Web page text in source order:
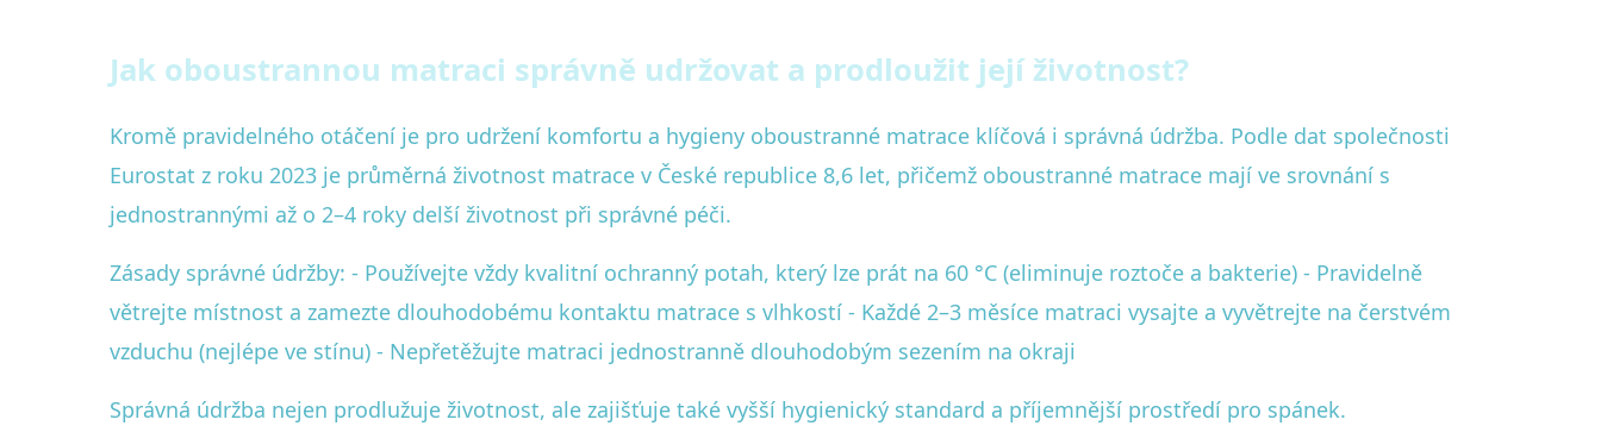
Jak oboustrannou matraci správně udržovat a prodloužit její životnost?
Kromě pravidelného otáčení je pro udržení komfortu a hygieny oboustranné matrace klíčová i správná údržba. Podle dat společnosti
Eurostat z roku 2023 je průměrná životnost matrace v České republice 8,6 let, přičemž oboustranné matrace mají ve srovnání s
jednostrannými až o 2–4 roky delší životnost při správné péči.
Zásady správné údržby: - Používejte vždy kvalitní ochranný potah, který lze prát na 60 °C (eliminuje roztoče a bakterie) - Pravidelně
větrejte místnost a zamezte dlouhodobému kontaktu matrace s vlhkostí - Každé 2–3 měsíce matraci vysajte a vyvětrejte na čerstvém
vzduchu (nejlépe ve stínu) - Nepřetěžujte matraci jednostranně dlouhodobým sezením na okraji
Správná údržba nejen prodlužuje životnost, ale zajišťuje také vyšší hygienický standard a příjemnější prostředí pro spánek.